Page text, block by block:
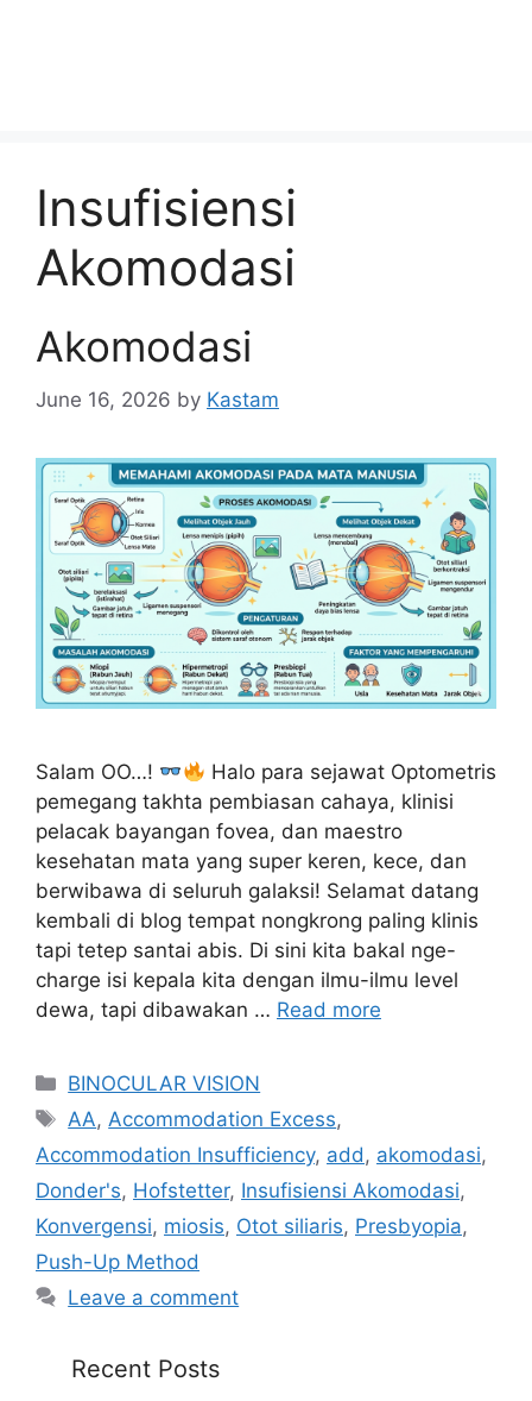
Insufisiensi
Akomodasi
Akomodasi
June 16, 2026 by Kastam
Salam OO…!
Halo para sejawat Optometris
pemegang takhta pembiasan cahaya, klinisi
pelacak bayangan fovea, dan maestro
kesehatan mata yang super keren, kece, dan
berwibawa di seluruh galaksi! Selamat datang
kembali di blog tempat nongkrong paling klinis
tapi tetep santai abis. Di sini kita bakal nge-
charge isi kepala kita dengan ilmu-ilmu level
dewa, tapi dibawakan … Read more
Categories
BINOCULAR VISION
Tags
AA, Accommodation Excess,
Accommodation Insufficiency, add , akomodasi,
Donder's, Hofstetter, Insufisiensi Akomodasi,
Konvergensi, miosis, Otot siliaris, Presbyopia,
Push-Up Method
Leave a comment
Recent Posts